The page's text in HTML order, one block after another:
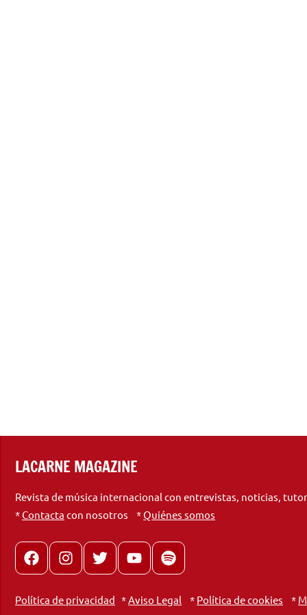
LACARNE MAGAZINE
Revista de música internacional con entrevistas, noticias,
*Contacta con nosotros *Quiénes somos
FacebookInstagram
X youtubespotify
Política de privacidad *Aviso Legal * Política de cookies *